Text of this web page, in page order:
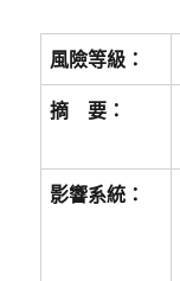
風險等級：
摘 要：
影響系統：